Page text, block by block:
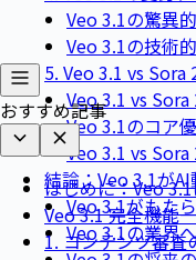
Veo 3.1の驚異
Veo 3.1の技術
5. Veo 3.1 vs Sora
Veo 3.1 vs
Veo 3.1のコア
Veo 3.1 vs Sora
結論：Veo 3.1が
Veo 3.1がもた
Veo 3.1の業界
おすすめ記事
はじめに：Veo
Veo 3.1 完全機能
1. コンテンツ審査